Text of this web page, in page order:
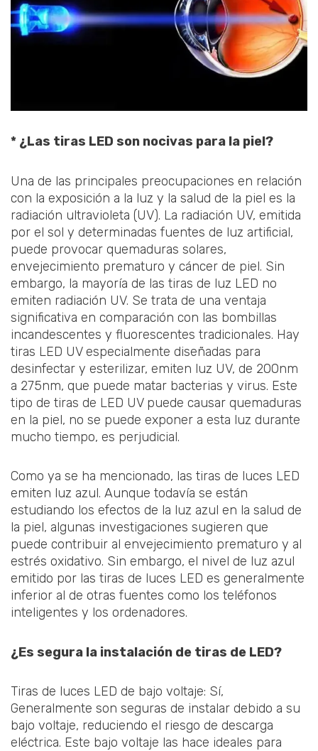
* ¿Las tiras LED son nocivas para la piel?
Una de las principales preocupaciones en relación
con la exposición a la luz y la salud de la piel es la
radiación ultravioleta (UV). La radiación UV, emitida
por el sol y determinadas fuentes de luz artificial,
puede provocar quemaduras solares,
envejecimiento prematuro y cáncer de piel. Sin
embargo, la mayoría de las tiras de luz LED no
emiten radiación UV. Se trata de una ventaja
significativa en comparación con las bombillas
incandescentes y fluorescentes tradicionales. Hay
tiras LED UV especialmente diseñadas para
desinfectar y esterilizar, emiten luz UV, de 200nm
a 275nm, que puede matar bacterias y virus. Este
tipo de tiras de LED UV puede causar quemaduras
en la piel, no se puede exponer a esta luz durante
mucho tiempo, es perjudicial.
Como ya se ha mencionado, las tiras de luces LED
emiten luz azul. Aunque todavía se están
estudiando los efectos de la luz azul en la salud de
la piel, algunas investigaciones sugieren que
puede contribuir al envejecimiento prematuro y al
estrés oxidativo. Sin embargo, el nivel de luz azul
emitido por las tiras de luces LED es generalmente
inferior al de otras fuentes como los teléfonos
inteligentes y los ordenadores.
¿Es segura la instalación de tiras de LED?
Tiras de luces LED de bajo voltaje: Sí,
Generalmente son seguras de instalar debido a su
bajo voltaje, reduciendo el riesgo de descarga
eléctrica. Este bajo voltaje las hace ideales para